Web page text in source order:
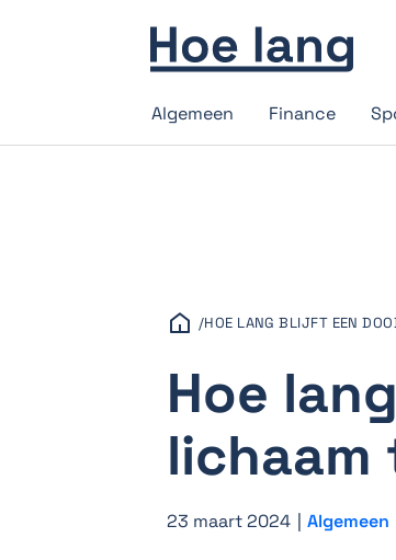
Algemeen Finance
/HOE LANG BLIJFT EEN
Hoe
lichaam
23 maart 2024 | Algemeen